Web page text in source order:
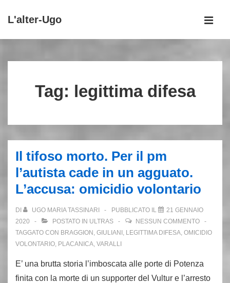
Vai
principale
L'alter-Ugo
principale
Tag: legittima difesa
Il tifoso morto. Per il pm
l’autista cade in un agguato.
L’accusa: omicidio volontario
DI UGO MARIA TASSINARI PUBBLICATO IL
21 GENNAIO
2020
POSTATO IN ULTRAS
NESSUN COMMENTO
TAGGATO CON BRAGGION , GIULIANI , LEGITTIMA DIFESA, OMICIDIO
VOLONTARIO, PLACANICA, VARALLI
E’ una brutta storia l’imboscata alle porte di Potenza
finita con la morte di un supporter del Vultur e l’arresto